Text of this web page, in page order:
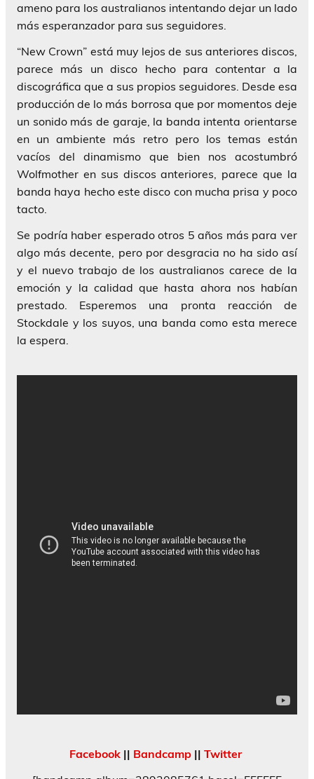
ameno para los australianos intentando dejar un lado
más esperanzador para sus seguidores.
“New Crown” está muy lejos de sus anteriores discos,
parece más un disco hecho para contentar a la
discográfica que a sus propios seguidores. Desde esa
producción de lo más borrosa que por momentos deje
un sonido más de garaje, la banda intenta orientarse
en un ambiente más retro pero los temas están
vacíos del dinamismo que bien nos acostumbró
Wolfmother en sus discos anteriores, parece que la
banda haya hecho este disco con mucha prisa y poco
tacto.
Se podría haber esperado otros 5 años más para ver
algo más decente, pero por desgracia no ha sido así
y el nuevo trabajo de los australianos carece de la
emoción y la calidad que hasta ahora nos habían
prestado. Esperemos una pronta reacción de
Stockdale y los suyos, una banda como esta merece
la espera.
Facebook || Bandcamp || Twitter